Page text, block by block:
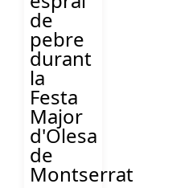
de
pebre
durant
la
Festa
Major
d'Olesa
de
Montserrat